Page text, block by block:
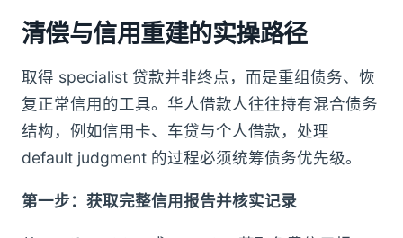
清偿与信用重建的实操路径
取得 specialist 贷款并非终点，而是重组债务、恢
复正常信用的工具。华人借款人往往持有混合债务
结构，例如信用卡、车贷与个人借款，处理
default judgment 的过程必须统筹债务优先级。
第一步：获取完整信用报告并核实记录